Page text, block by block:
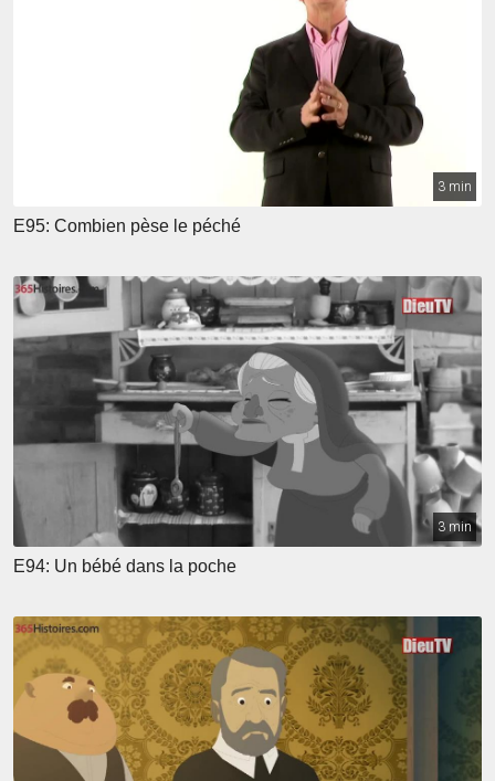
3 min
E95: Combien pèse le péché
3 min
E94: Un bébé dans la poche